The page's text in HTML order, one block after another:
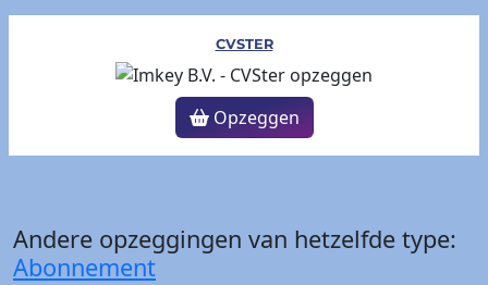
CVSTER
Opzeggen
Andere opzeggingen van hetzelfde type:
Abonnement